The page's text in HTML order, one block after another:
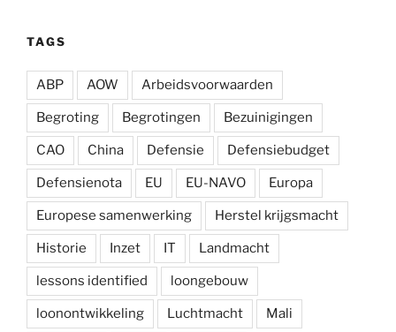
TAGS
ABP AOW Arbeidsvoorwaarden
Begroting Begrotingen Bezuinigingen
CAO China Defensie Defensiebudget
Defensienota EU EU-NAVO Europa
Europese samenwerking Herstel krijgsmacht
Historie Inzet IT Landmacht
lessons identified loongebouw
loonontwikkeling Luchtmacht Mali